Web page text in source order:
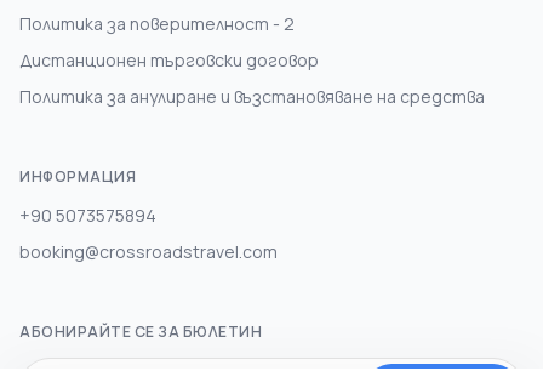
Политика за поверителност - 2
Дистанционен търговски договор
Политика за анулиране и възстановяване на средства
ИНФОРМАЦИЯ
+90 5073575894
booking@crossroadstravel.com
АБОНИРАЙТЕ СЕ ЗА БЮЛЕТИН